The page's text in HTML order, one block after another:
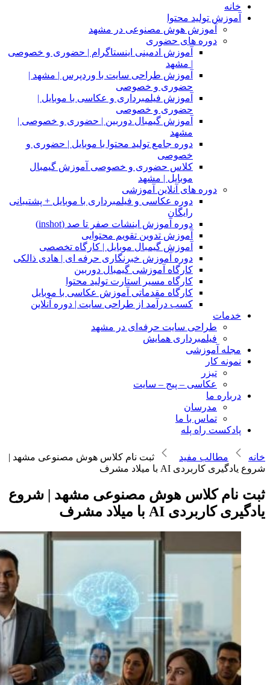
خانه
آموزش تولید محتوا
آموزش هوش مصنوعی در مشهد
دوره های حضوری
آموزش ادمینی اینستاگرام | حضوری و خصوصی
| مشهد
آموزش طراحی سایت با وردپرس | مشهد |
حضوری و خصوصی
آموزش فیلمبرداری و عکاسی با موبایل |
حضوری و خصوصی
آموزش گیمبال دوربین | حضوری و خصوصی |
مشهد
دوره جامع تولید محتوا با موبایل | حضوری و
خصوصی
کلاس حضوری و خصوصی آموزش گیمبال
موبایل | مشهد
دوره های آنلاین آموزشی
دوره عکاسی و فیلمبرداری با موبایل + پشتیبانی
رایگان
دوره آموزش اینشات صفر تا صد (inshot)
آموزش تدوین تقویم محتوایی
آموزش گیمبال موبایل | کارگاه تخصصی
دوره آموزش خبرنگاری حرفه ای | هادی ذالکی
کارگاه آموزشی گیمبال دوربین
کارگاه مسیر استارت تولید محتوا
کارگاه مقدماتی آموزش عکاسی با موبایل
کسب درآمد از طراحی سایت | دوره آنلاین
خدمات
طراحی سایت حرفه‌ای در مشهد
فیلمبرداری همایش
مجله آموزشی
نمونه کار
تیزر
عکاسی – پیج – سایت
درباره ما
مدرسان
تماس با ما
پادکست راه پله
خانه مطالب مفید
ثبت نام کلاس هوش مصنوعی مشهد |
شروع یادگیری کاربردی AI با میلاد مشرف
ثبت نام کلاس هوش مصنوعی مشهد | شروع
یادگیری کاربردی AI با میلاد مشرف